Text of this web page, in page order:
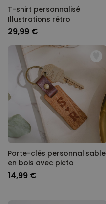
T-shirt personnalisé
Illustrations rétro
29,99 €
Porte-clés personnalisable
en bois avec picto
14,99 €